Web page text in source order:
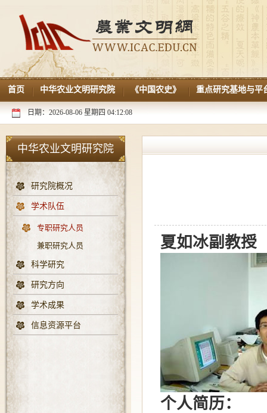
首页 中华农业文明研究院 《中国农史》 重点研究基地与平
日期：2026-08-06 星期四 04:12:08
中华农业文明研究院
研究院概况
学术队伍
专职研究人员
兼职研究人员
科学研究
研究方向
学术成果
信息资源平台
夏如冰副教授
个人简历：